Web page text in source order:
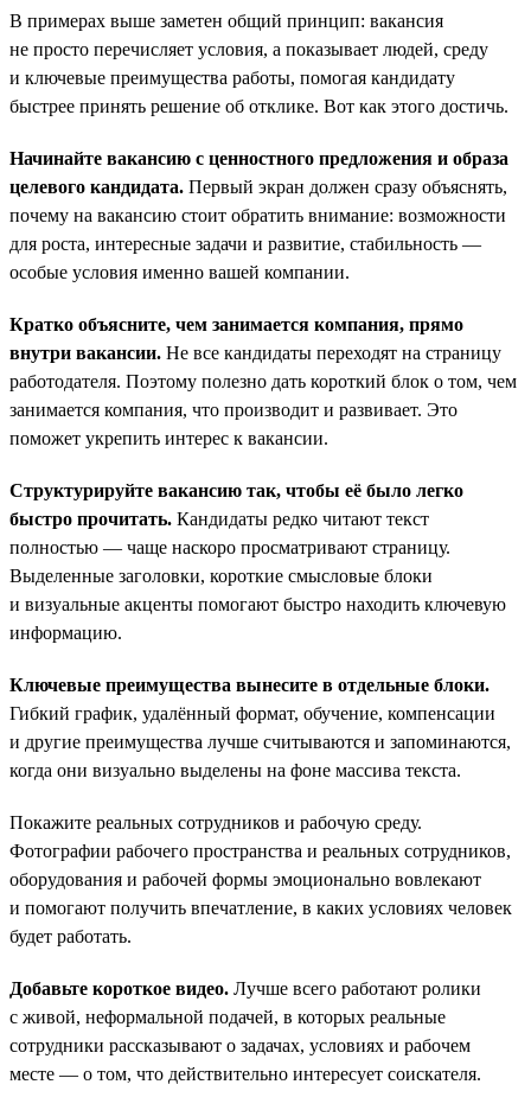
В примерах выше заметен общий принцип: вакансия
не просто перечисляет условия, а показывает людей, среду
и ключевые преимущества работы, помогая кандидату
быстрее принять решение об отклике. Вот как этого достичь.
Начинайте вакансию с ценностного предложения и образа
целевого кандидата. Первый экран должен сразу объяснять,
почему на вакансию стоит обратить внимание: возможности
для роста, интересные задачи и развитие, стабильность —
особые условия именно вашей компании.
Кратко объясните, чем занимается компания, прямо
внутри вакансии. Не все кандидаты переходят на страницу
работодателя. Поэтому полезно дать короткий блок о том, чем
занимается компания, что производит и развивает. Это
поможет укрепить интерес к вакансии.
Структурируйте вакансию так, чтобы её было легко
быстро прочитать. Кандидаты редко читают текст
полностью — чаще наскоро просматривают страницу.
Выделенные заголовки, короткие смысловые блоки
и визуальные акценты помогают быстро находить ключевую
информацию.
Ключевые преимущества вынесите в отдельные блоки.
Гибкий график, удалённый формат, обучение, компенсации
и другие преимущества лучше считываются и запоминаются,
когда они визуально выделены на фоне массива текста.
Покажите реальных сотрудников и рабочую среду.
Фотографии рабочего пространства и реальных сотрудников,
оборудования и рабочей формы эмоционально вовлекают
и помогают получить впечатление, в каких условиях человек
будет работать.
Добавьте короткое видео. Лучше всего работают ролики
с живой, неформальной подачей, в которых реальные
сотрудники рассказывают о задачах, условиях и рабочем
месте — о том, что действительно интересует соискателя.